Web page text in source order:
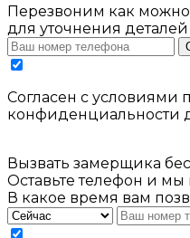
Перезвоним как
для уточнения деталей
Cогласен с условиями
конфиденциальности
Вызвать замерщика
Оставьте телефон и
В какое время вам